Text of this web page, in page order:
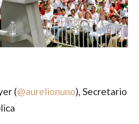
(@aurelionuno), Secretario